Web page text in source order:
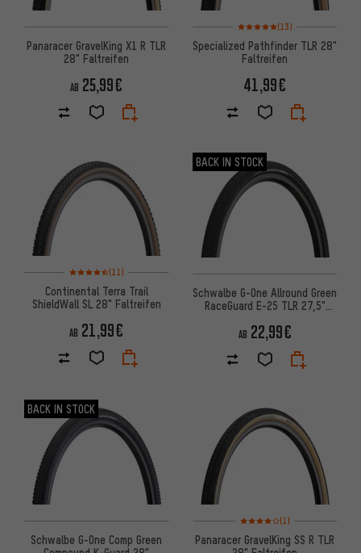
Panaracer GravelKing X1 R TLR
28" Faltreifen
AB 25,99€
Bewertungen: 5 von 5
(13)
Specialized Pathfinder TLR 28"
Faltreifen
41,99€
Bewertungen: 4,5 von 5 basierend auf 11 Bewertungen
(11)
Continental Terra Trail
ShieldWall SL 28" Faltreifen
AB 21,99€
BACK IN STOCK
Schwalbe G-One Allround Green
RaceGuard E-25 TLR 27,5"
AB 22,99€
BACK IN STOCK
Schwalbe G-One Comp Green
Bewertungen: 4 von 5
(1)
Panaracer GravelKing SS R TLR